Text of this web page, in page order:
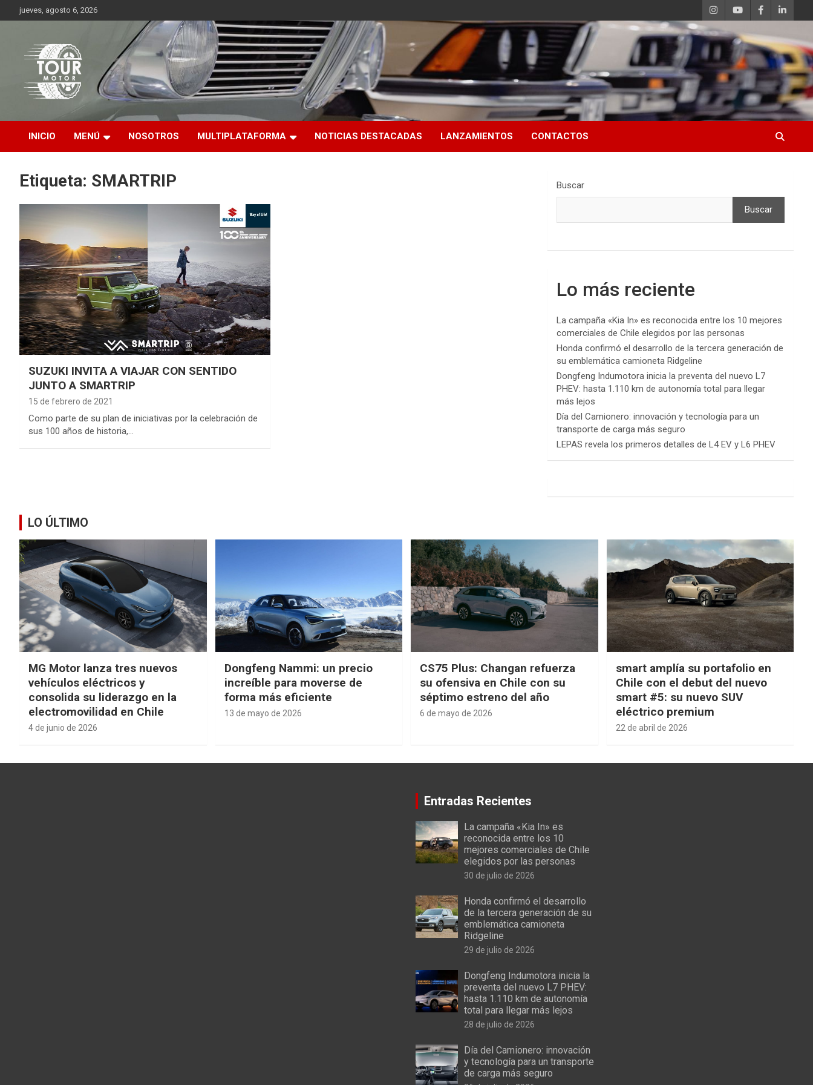
Saltar
al
jueves, agosto 6, 2026
Tour Motor
Plataforma de contenido audiovisual para el sector automotriz
INICIO MENÚ NOSOTROS MULTIPLATAFORMA NOTICIAS DESTACADAS LANZAMIENTOS CONTACTOS
Etiqueta: SMARTRIP
SUZUKI INVITA A VIAJAR CON SENTIDO
JUNTO A SMARTRIP
15 de febrero de 2021
Como parte de su plan de iniciativas por la celebración de
sus 100 años de historia,…
Buscar
Buscar
Lo más reciente
La campaña «Kia In» es reconocida entre los 10 mejores
comerciales de Chile elegidos por las personas
Honda confirmó el desarrollo de la tercera generación de
su emblemática camioneta Ridgeline
Dongfeng Indumotora inicia la preventa del nuevo L7
PHEV: hasta 1.110 km de autonomía total para llegar
más lejos
Día del Camionero: innovación y tecnología para un
transporte de carga más seguro
LEPAS revela los primeros detalles de L4 EV y L6 PHEV
LO ÚLTIMO
MG Motor lanza tres nuevos
vehículos eléctricos y
consolida su liderazgo en la
electromovilidad en Chile
4 de junio de 2026
Dongfeng Nammi: un precio
increíble para moverse de
forma más eficiente
13 de mayo de 2026
CS75 Plus: Changan refuerza
su ofensiva en Chile con su
séptimo estreno del año
6 de mayo de 2026
smart amplía su portafolio en
Chile con el debut del nuevo
smart #5: su nuevo SUV
eléctrico premium
22 de abril de 2026
Entradas Recientes
La campaña «Kia In» es
reconocida entre los 10
mejores comerciales de Chile
elegidos por las personas
30 de julio de 2026
Honda confirmó el desarrollo
de la tercera generación de su
emblemática camioneta
Ridgeline
29 de julio de 2026
Dongfeng Indumotora inicia la
preventa del nuevo L7 PHEV:
hasta 1.110 km de autonomía
total para llegar más lejos
28 de julio de 2026
Día del Camionero: innovación
y tecnología para un transporte
de carga más seguro